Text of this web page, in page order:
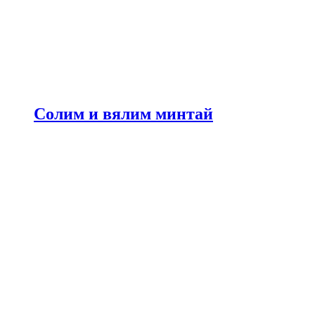
Солим и вялим минтай